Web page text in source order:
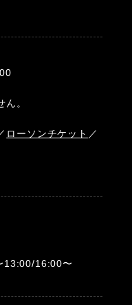
ん。
ローソンチケット ／
13:00/16:00〜